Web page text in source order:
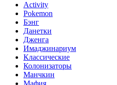
Activity
Pokemon
Бэнг
Данетки
Дженга
Имаджинариум
Классические
Колонизаторы
Манчкин
Мафия